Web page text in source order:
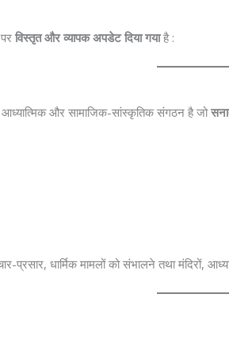
विस्तृत और व्यापक अपडेट दिया गयाहै :
आध्यात्मिक और सामाजिक-सांस्कृतिक संगठन है जो
प्रसार, धार्मिक मामलों को संभालने तथा मंदिरों,